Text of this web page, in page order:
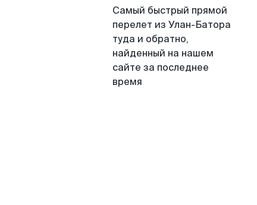
Самый быстрый прямой
перелет из Улан-Батора
туда и обратно,
найденный на нашем
сайте за последнее
время